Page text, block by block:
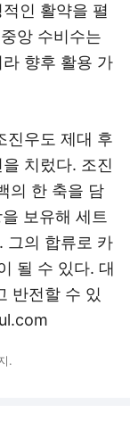
인 활약을 펼
앙 수비수는
향후 활용 가
진우도 제대 후
치렀다. 조진
의 한 축을 담
보유해 세트
그의 합류로 카
될 수 있다. 대
반전할 수 있
.